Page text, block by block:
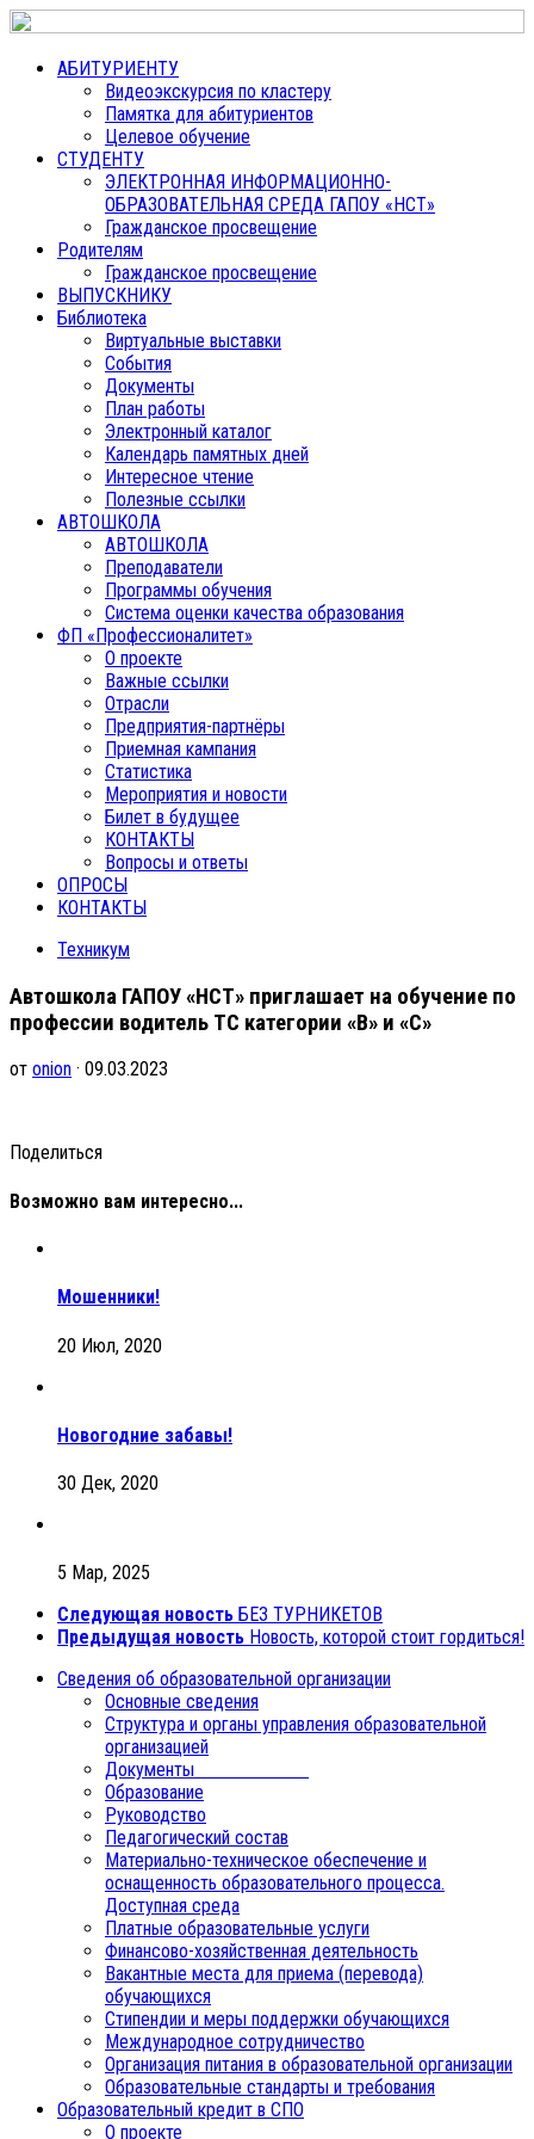
АБИТУРИЕНТУ
Видеоэкскурсия по кластеру
Памятка для абитуриентов
Целевое обучение
СТУДЕНТУ
ЭЛЕКТРОННАЯ ИНФОРМАЦИОННО-
ОБРАЗОВАТЕЛЬНАЯ СРЕДА ГАПОУ «НСТ»
Гражданское просвещение
Родителям
Гражданское просвещение
ВЫПУСКНИКУ
Библиотека
Виртуальные выставки
События
Документы
План работы
Электронный каталог
Календарь памятных дней
Интересное чтение
Полезные ссылки
АВТОШКОЛА
АВТОШКОЛА
Преподаватели
Программы обучения
Система оценки качества образования
ФП «Профессионалитет»
О проекте
Важные ссылки
Отрасли
Предприятия-партнёры
Приемная кампания
Статистика
Мероприятия и новости
Билет в будущее
КОНТАКТЫ
Вопросы и ответы
ОПРОСЫ
КОНТАКТЫ
Техникум
Автошкола ГАПОУ «НСТ» приглашает на обучение по
профессии водитель ТС категории «В» и «С»
от onion · 09.03.2023
Поделиться
Возможно вам интересно...
Mошенники!
20 Июл, 2020
Новогодние забавы!
30 Дек, 2020
5 Мар, 2025
Следующая новость БЕЗ ТУРНИКЕТОВ
Предыдущая новость Новость, которой стоит гордиться!
Сведения об образовательной организации
Основные сведения
Структура и органы управления образовательной
организацией
Документы
Образование
Руководство
Педагогический состав
Материально-техническое обеспечение и
оснащенность образовательного процесса.
Доступная среда
Платные образовательные услуги
Финансово-хозяйственная деятельность
Вакантные места для приема (перевода)
обучающихся
Стипендии и меры поддержки обучающихся
Международное сотрудничество
Организация питания в образовательной организации
Образовательные стандарты и требования
Образовательный кредит в СПО
О проекте